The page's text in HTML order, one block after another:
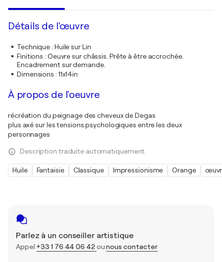
Parlez à un conseiller artistique
Appel +33 1 76 44 06 42 ounous contacter
Détails de l'œuvre
Technique: Huile sur Lin
Finitions : Oeuvre sur châssis. Prête à être accrochée.
Encadrement sur demande.
Dimensions : 11x14in
À propos de l'oeuvre
récréation du peignage des cheveux de Degas
plus axé sur les tensions psychologiques entre les deux
personnages
Description traduite automatiquement.
Huile Fantaisie Classique Impressionisme Orange